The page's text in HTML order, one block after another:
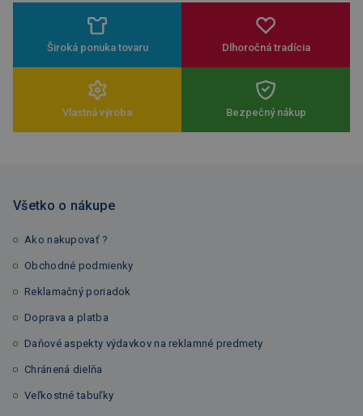
Široká ponuka tovaru Dlhoročná tradícia
Vlastná výroba Bezpečný nákup
Všetko o nákupe
Ako nakupovať ?
Obchodné podmienky
Reklamačný poriadok
Doprava a platba
Daňové aspekty výdavkov na reklamné predmety
Chránená dielňa
Veľkostné tabuľky